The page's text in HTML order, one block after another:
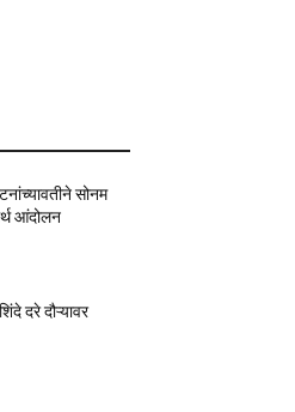
सोनम
आंदोलन
दरे दौऱ्यावर